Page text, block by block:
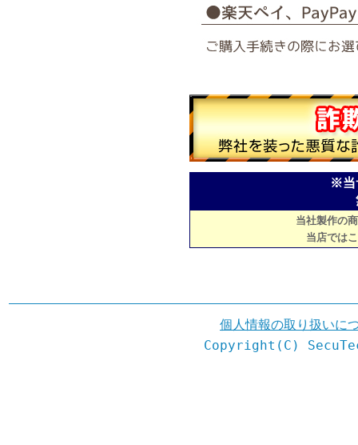
※当
当社製作の
当店では
個人情報の取り扱いに
Copyright(C)